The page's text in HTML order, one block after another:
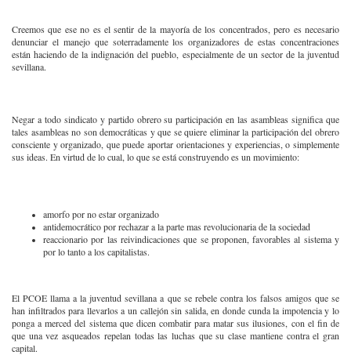
Creemos que ese no es el sentir de la mayoría de los concentrados, pero es necesario
denunciar el manejo que soterradamente los organizadores de estas concentraciones
están haciendo de la indignación del pueblo, especialmente de un sector de la juventud
sevillana.
Negar a todo sindicato y partido obrero su participación en las asambleas significa que
tales asambleas no son democráticas y que se quiere eliminar la participación del obrero
consciente y organizado, que puede aportar orientaciones y experiencias, o simplemente
sus ideas. En virtud de lo cual, lo que se está construyendo es un movimiento:
amorfo por no estar organizado
antidemocrático por rechazar a la parte mas revolucionaria de la sociedad
reaccionario por las reivindicaciones que se proponen, favorables al sistema y
por lo tanto a los capitalistas.
El PCOE llama a la juventud sevillana a que se rebele contra los falsos amigos que se
han infiltrados para llevarlos a un callejón sin salida, en donde cunda la impotencia y lo
ponga a merced del sistema que dicen combatir para matar sus ilusiones, con el fin de
que una vez asqueados repelan todas las luchas que su clase mantiene contra el gran
capital.